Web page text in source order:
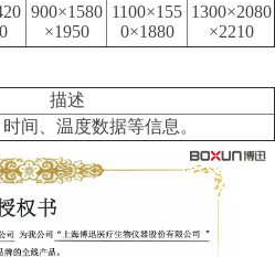
900×1580
×1950
1100×155
0×1880
1300×2080
×2210
描述
间、温度数据等信息。